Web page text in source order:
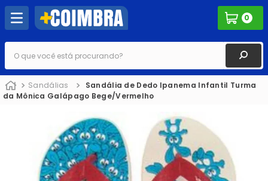
0
O que você está procurando?
Sandálias
Sandália de Dedo Ipanema Infantil Turma
da Mônica Galápago Bege/Vermelho